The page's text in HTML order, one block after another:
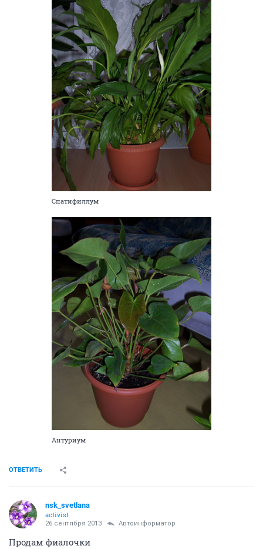
Спатифиллум
Антуриум
ОТВЕТИТЬ
nsk_svetlana
activist
26 сентября 2013 Автоинформатор
Продам фиалочки